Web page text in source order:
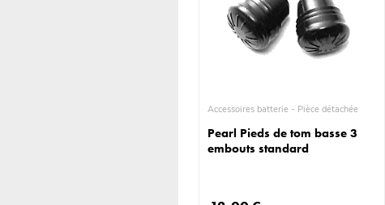
Accessoires batterie - Pièce détachée
Pearl Pieds de tom basse 3
embouts standard